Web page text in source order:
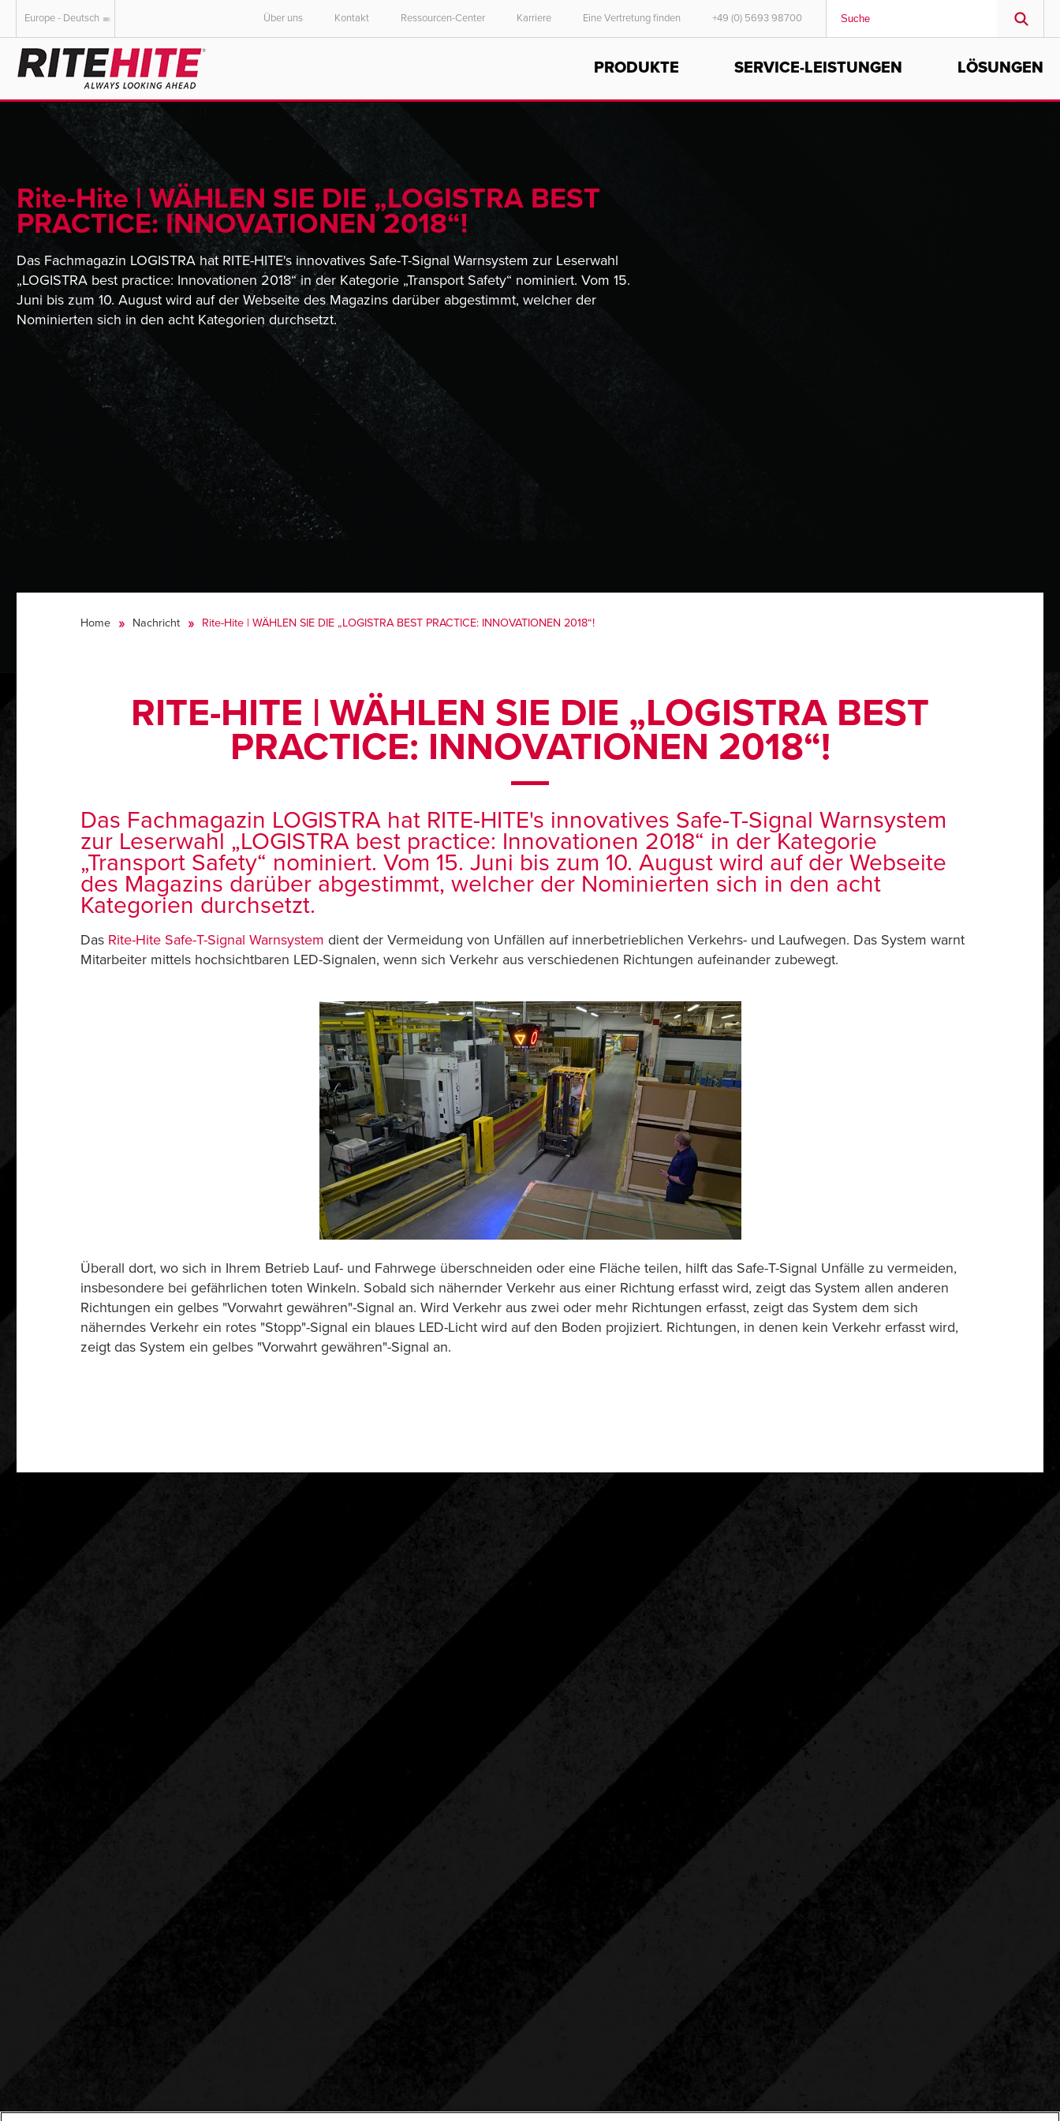
AMERICAS
English
Español
English
Italiano
Dutch
English
English
Europe - Deutsch Über uns Kontakt Ressourcen-Center Karriere Eine Vertretung finden +49 (0) 5693 98700
PRODUKTE SERVICE-LEISTUNGEN LÖSUNGEN
Rite-Hite | WÄHLEN SIE DIE „LOGISTRA BEST
PRACTICE: INNOVATIONEN 2018“!
Das Fachmagazin LOGISTRA hat RITE-HITE's innovatives Safe-T-Signal Warnsystem zur Leserwahl
„LOGISTRA best practice: Innovationen 2018“ in der Kategorie „Transport Safety“ nominiert. Vom 15.
Juni bis zum 10. August wird auf der Webseite des Magazins darüber abgestimmt, welcher der
Nominierten sich in den acht Kategorien durchsetzt.
Home Nachricht Rite-Hite | WÄHLEN SIE DIE „LOGISTRA BEST PRACTICE: INNOVATIONEN 2018“!
RITE-HITE | WÄHLEN SIE DIE „LOGISTRA BEST
PRACTICE: INNOVATIONEN 2018“!
Das Fachmagazin LOGISTRA hat RITE-HITE's innovatives Safe-T-Signal Warnsystem
zur Leserwahl „LOGISTRA best practice: Innovationen 2018“ in der Kategorie
„Transport Safety“ nominiert. Vom 15. Juni bis zum 10. August wird auf der Webseite
des Magazins darüber abgestimmt, welcher der Nominierten sich in den acht
Kategorien durchsetzt.
Das Rite-Hite Safe-T-Signal Warnsystem dient der Vermeidung von Unfällen auf innerbetrieblichen Verkehrs- und Laufwegen. Das System warnt
Mitarbeiter mittels hochsichtbaren LED-Signalen, wenn sich Verkehr aus verschiedenen Richtungen aufeinander zubewegt.
Überall dort, wo sich in Ihrem Betrieb Lauf- und Fahrwege überschneiden oder eine Fläche teilen, hilft das Safe-T-Signal Unfälle zu vermeiden,
insbesondere bei gefährlichen toten Winkeln. Sobald sich nähernder Verkehr aus einer Richtung erfasst wird, zeigt das System allen anderen
Richtungen ein gelbes "Vorwahrt gewähren"-Signal an. Wird Verkehr aus zwei oder mehr Richtungen erfasst, zeigt das System dem sich
näherndes Verkehr ein rotes "Stopp"-Signal ein blaues LED-Licht wird auf den Boden projiziert. Richtungen, in denen kein Verkehr erfasst wird,
zeigt das System ein gelbes "Vorwahrt gewähren"-Signal an.